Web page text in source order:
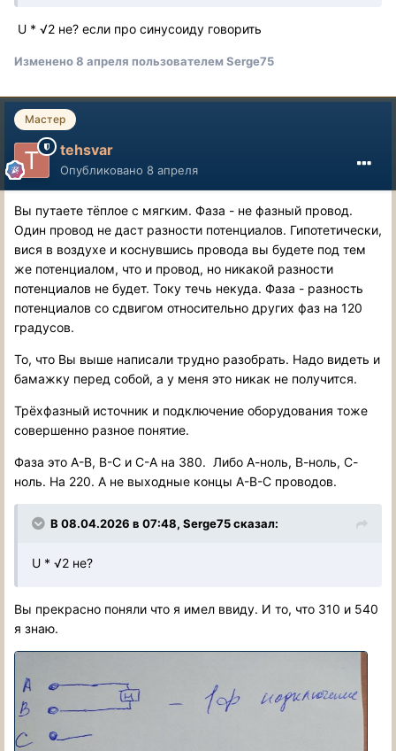
U * √2 не? если про синусоиду говорить
Изменено8 апреля пользователем Serge75
Мастер
tehsvar
Опубликовано 8 апреля
Вы путаете тёплое с мягким. Фаза - не фазный провод.
Один провод не даст разности потенциалов. Гипотетически,
вися в воздухе и коснувшись провода вы будете под тем
же потенциалом, что и провод, но никакой разности
потенциалов не будет. Току течь некуда. Фаза - разность
потенциалов со сдвигом относительно других фаз на 120
градусов.
То, что Вы выше написали трудно разобрать. Надо видеть и
бамажку перед собой, а у меня это никак не получится.
Трёхфазный источник и подключение оборудования тоже
совершенно разное понятие.
Фаза это А-В, В-С и С-А на 380. Либо А-ноль, В-ноль, С-
ноль. На 220. А не выходные концы А-В-С проводов.
В 08.04.2026 в 07:48, Serge75сказал:
U * √2 не?
Вы прекрасно поняли что я имел ввиду. И то, что 310 и 540
я знаю.